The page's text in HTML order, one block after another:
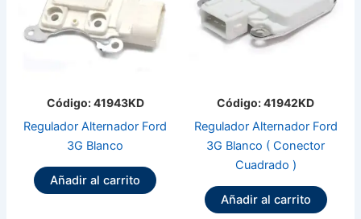
Código: 41943KD
Regulador Alternador Ford
3G Blanco
Añadir al carrito
Código: 41942KD
Regulador Alternador Ford
3G Blanco ( Conector
Cuadrado )
Añadir al carrito